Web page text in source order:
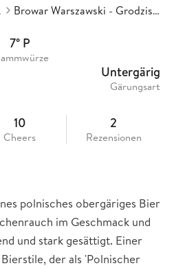
Browar Warszawski - Grodziskie
7° P
Untergärig
Gärungsart
10
Cheers
2
Rezensionen
polnisches obergäriges Bier
im Geschmack und
und stark gesättigt. Einer
der als 'Polnischer